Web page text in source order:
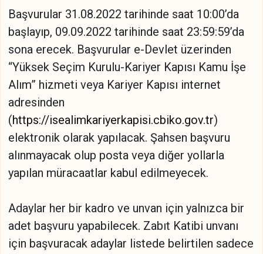
Başvurular 31.08.2022 tarihinde saat 10:00’da
başlayıp, 09.09.2022 tarihinde saat 23:59:59’da
sona erecek. Başvurular e-Devlet üzerinden
“Yüksek Seçim Kurulu-Kariyer Kapısı Kamu İşe
Alım” hizmeti veya Kariyer Kapısı internet
adresinden
(https://isealimkariyerkapisi.cbiko.gov.tr)
elektronik olarak yapılacak. Şahsen başvuru
alınmayacak olup posta veya diğer yollarla
yapılan müracaatlar kabul edilmeyecek.
Adaylar her bir kadro ve unvan için yalnızca bir
adet başvuru yapabilecek. Zabıt Katibi unvanı
için başvuracak adaylar listede belirtilen sadece